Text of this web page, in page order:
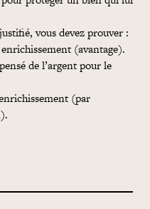
vous devez prouver :
(avantage).
de l’argent pour le
(par